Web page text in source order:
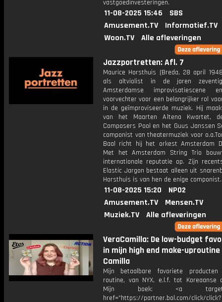
vastgoedinvesteringen.
11-08-2025 15:46
SBS
Amusement.TV
Informatief.TV
Woon.TV
Alle afleveringen
Jazzportretten: Afl. 7
Maurice Horsthuis (Breda, 28 april
als altviolist in de jaren
Amsterdamse improvisatiescene
voorvechter voor een belangrijker rol
in de geïmproviseerde muziek. Hij
van het Maarten Altena Kwartet,
Composers Pool en het Guus Janssen
componist van theatermuziek voor
Baal richt hij het orkest Amsterdam
Met het Amsterdam String Trio
internationale reputatie op. Zijn
Elastic Jargon bestaat alleen uit
Horsthuis is van hen de enige componist.
11-08-2025 15:20
NPO2
Amusement.TV
Mensen.TV
Muziek.TV
Alle afleveringen
VeraCamilla: De low-budget
in mijn high end make-uproutine
Camilla
Mijn betaalbare favoriete
routine, van NYX, e.l.f. tot Koreaanse
Mijn boek: <a
href="https://partner.bol.com/click/click?